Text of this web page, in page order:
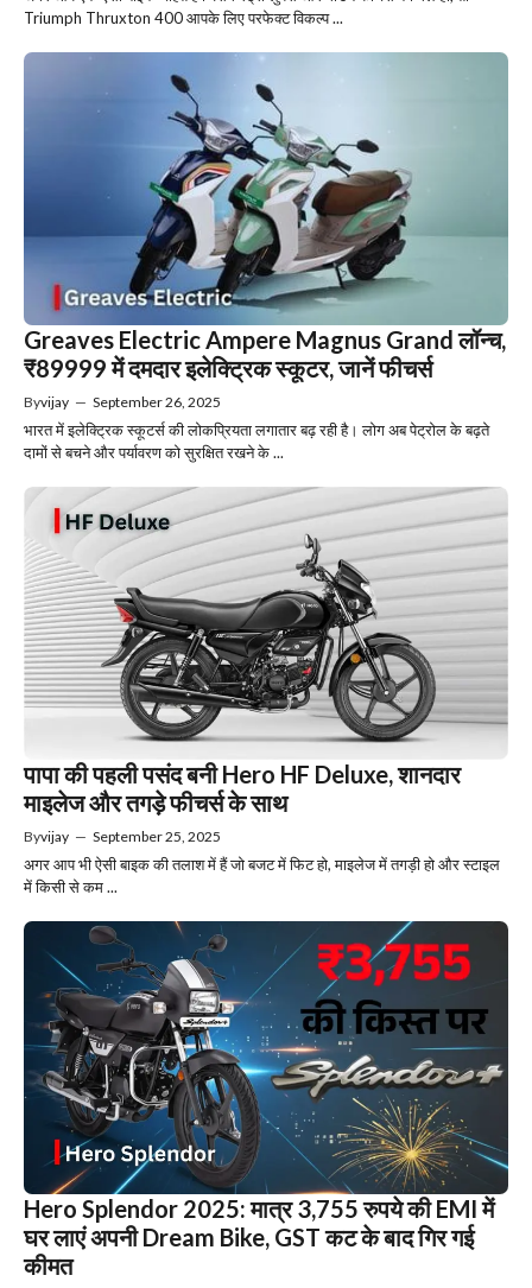
Triumph Thruxton 400 आपके लिए परफेक्ट विकल्प ...
Greaves Electric Ampere Magnus Grand लॉन्च,
₹89999 में दमदार इलेक्ट्रिक स्कूटर, जानें फीचर्स
Byvijay — September 26, 2025
भारत में इलेक्ट्रिक स्कूटर्स की लोकप्रियता लगातार बढ़ रही है। लोग अब पेट्रोल के बढ़ते
दामों से बचने और पर्यावरण को सुरक्षित रखने के ...
पापा की पहली पसंद बनी Hero HF Deluxe, शानदार
माइलेज और तगड़े फीचर्स के साथ
Byvijay — September 25, 2025
अगर आप भी ऐसी बाइक की तलाश में हैं जो बजट में फिट हो, माइलेज में तगड़ी हो और स्टाइल
में किसी से कम ...
Hero Splendor 2025: मात्र 3,755 रुपये की EMI में
घर लाएं अपनी Dream Bike, GST कट के बाद गिर गई
कीमत